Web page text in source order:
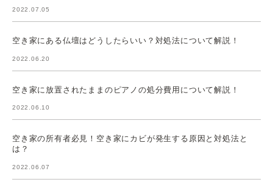
2022.07.05
空き家にある仏壇はどうしたらいい？対処法について解説！
2022.06.20
空き家に放置されたままのピアノの処分費用について解説！
2022.06.10
空き家の所有者必見！空き家にカビが発生する原因と対処法と
は？
2022.06.07